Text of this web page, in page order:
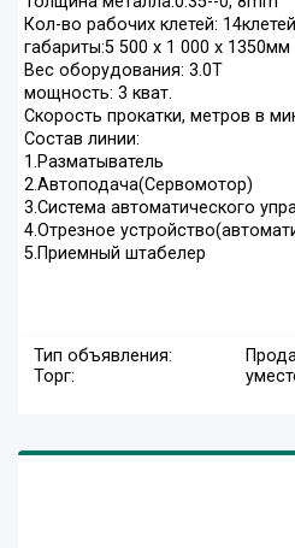
Кол-во рабочих клетей: 14клетей
габариты:5 500 х 1 000 х 1350мм
Вес оборудования: 3.0T
мощность: 3 кват.
Скорость прокатки, метров в
Состав линии:
1.Разматыватель
2.Автоподача(Сервомотор)
3.Система автоматического
4.Отрезное
5.Приемный штабелер
Тип объявления:
Торг: